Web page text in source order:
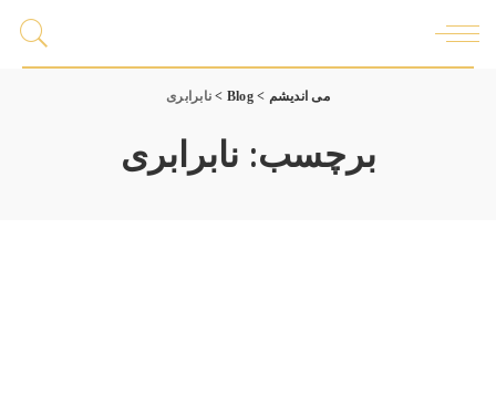
می اندیشم >
Blog
> نابرابری
برچسب: نابرابری